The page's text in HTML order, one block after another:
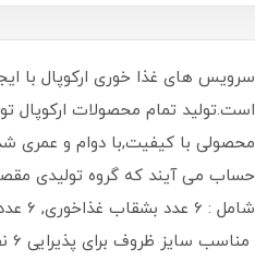
سرویس های غذا خوری ارکوپال با
است.تولید تمام محصولات ارکوپال
محصولی با کیفیت,با دوام و عمری